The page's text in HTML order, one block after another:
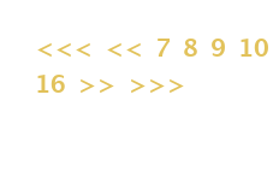
<<< << 7 8 9 10
16
>> >>>